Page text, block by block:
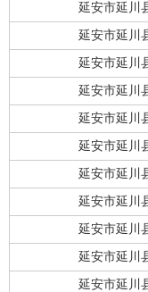
延安市延川
延安市延川
延安市延川
延安市延川
延安市延川
延安市延川
延安市延川
延安市延川
延安市延川
延安市延川
延安市延川